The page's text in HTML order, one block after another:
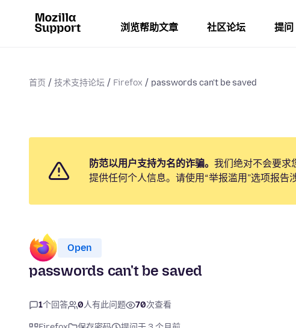
浏览帮助文章 社区论坛 提问
首页 技术支持论坛 Firefox passwords can't be saved
防范以用户支持为名的诈骗。 我们绝对不会要求
提供任何个人信息。请使用“举报滥用”选项报告
Open
passwords can't be saved
1个回答 0人有此问题 70次查看